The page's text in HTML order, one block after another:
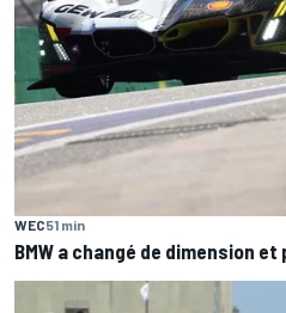
WEC51 min
BMW a changé de dimension